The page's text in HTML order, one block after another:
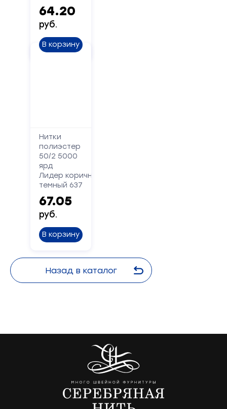
64.20
руб.
В корзину
Нитки
полиэстер
50/2 5000
ярд
Лидер коричневый
темный 637
67.05
руб.
В корзину
Назад в каталог